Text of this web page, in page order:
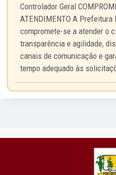
Controlador Geral
ATENDIMENTO A
compromete-se a atender o
transparência e agilidade,
canais de comunicação e
tempo adequado às